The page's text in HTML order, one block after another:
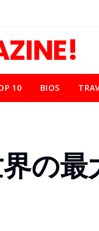
10 BIOS
の最